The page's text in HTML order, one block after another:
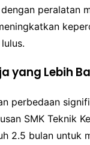
peralatan
yang Lebih
perbedaan
SMK Teknik
2.5 bulan untuk